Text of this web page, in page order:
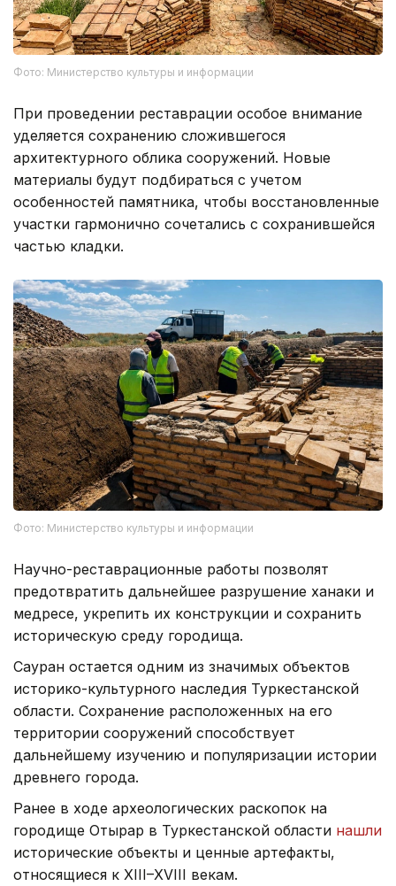
Фото: Министерство культуры и информации
При проведении реставрации особое внимание
уделяется сохранению сложившегося
архитектурного облика сооружений. Новые
материалы будут подбираться с учетом
особенностей памятника, чтобы восстановленные
участки гармонично сочетались с сохранившейся
частью кладки.
Фото: Министерство культуры и информации
Научно-реставрационные работы позволят
предотвратить дальнейшее разрушение ханаки и
медресе, укрепить их конструкции и сохранить
историческую среду городища.
Сауран остается одним из значимых объектов
историко-культурного наследия Туркестанской
области. Сохранение расположенных на его
территории сооружений способствует
дальнейшему изучению и популяризации истории
древнего города.
Ранее в ходе археологических раскопок на
городище Отырар в Туркестанской области нашли
исторические объекты и ценные артефакты,
относящиеся к XIII–XVIII векам.